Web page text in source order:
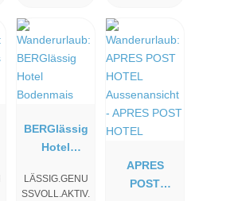
BERGlässig
Hotel
LÄSSIG.GENU
SSVOLL.AKTIV.
APRES
POST